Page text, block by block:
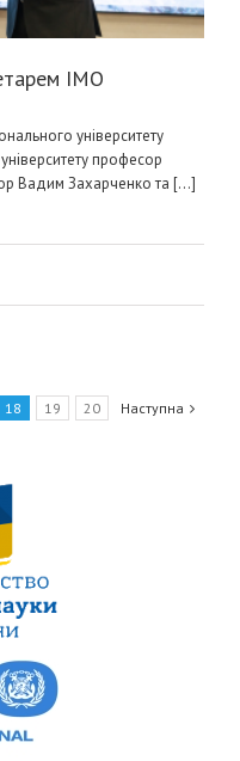
ІМО
університету
професор
Вадим Захарченко та [...]
18 19 20 Наступна